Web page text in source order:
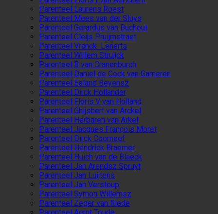
Parenteel Laurens Roest
Parenteel Mees van der Sluys
Parenteel Gerardus van Buchout
Parenteel Cleijs Pruijmstraet
Parenteel Vranck Lenerts
Parenteel Willem Struijck
Parenteel B van Cranenburch
Parenteel Daniel de Cock van Gameren
Parenteel Eeland Beyensz
Parenteel Dirck Hollander
Parenteel Floris V van Holland
Parenteel Ghijsbert van Arckel
Parenteel Herbaren van Arkel
Parenteel Jacques François Moret
Parenteel Dirck Coorneef
Parenteel Hendrick Braemer
Parenteel Huich van de Blaeck
Parenteel Jan Arendsz Spruyt
Parenteel Jan Luijtens
Parenteel Jan Verstoup
Parenteel Symon Willemsz
Parenteel Zeger van Riede